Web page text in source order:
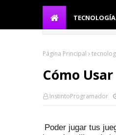
TECNOLOGÍA
Página Principal
Cómo
InstintoProgramador
Poder jugar tus